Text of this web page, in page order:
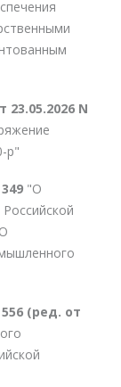
N
р"
"О
(ред. от